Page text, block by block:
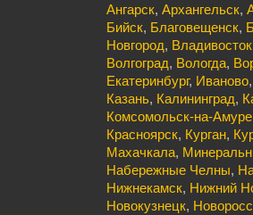
Ангарск, Архангельск,
Бийск, Благовещенск,
Новгород, Владивосток
Волгоград, Вологда,
Екатеринбург, Иваново,
Казань, Калининград,
Комсомольск-на-Амуре
Красноярск, Курган,
Махачкала,
Набережные Челны,
Нижнекамск, Нижний
Новокузнецк,